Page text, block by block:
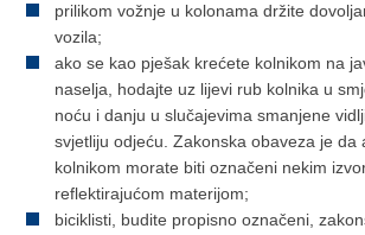
prilikom vožnje u kolonama držite
vozila;
ako se kao pješak krećete kolnikom na
naselja, hodajte uz lijevi rub kolnika u
noću i danju u slučajevima smanjene
svjetliju odjeću. Zakonska obaveza je da
kolnikom morate biti označeni nekim
reflektirajućom materijom;
biciklisti, budite propisno označeni,